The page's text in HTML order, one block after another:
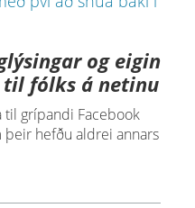
og eigin
fólks á netinu
til grípandi Facebook
þeir hefðu aldrei annars